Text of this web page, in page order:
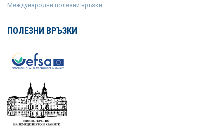
Международни полезни връзки
ПОЛЕЗНИ ВРЪЗКИ